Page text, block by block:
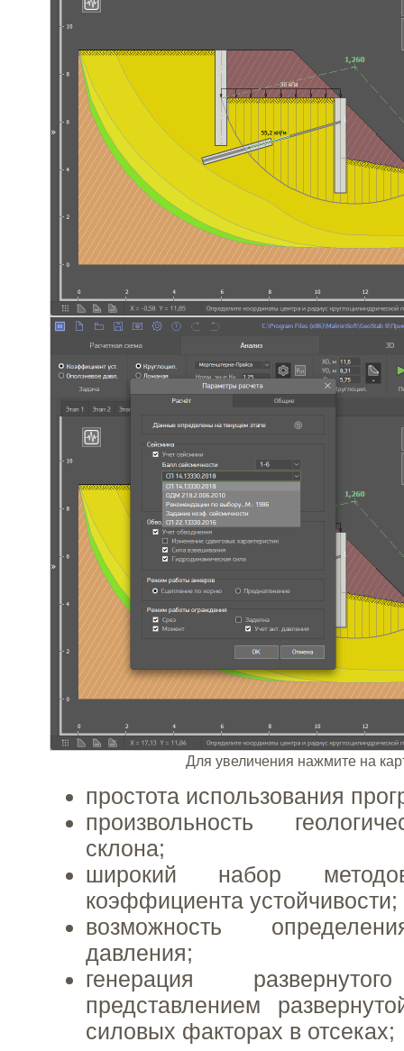
Для увеличения нажмите на
простота использования
произвольность
склона;
широкий набор
коэффициента устойчивости;
возможность
давления;
генерация
представлением
силовых факторах в отсеках;